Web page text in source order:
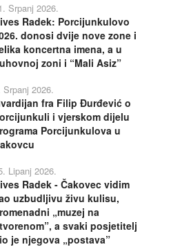
Srpanj 2026.
Radek: Porcijunkulovo
donosi dvije nove zone i
koncertna imena, a u
zoni i “Mali Asiz”
Srpanj 2026.
fra Filip Đurđević o
i vjerskom dijelu
Porcijunkulova u
Lipanj 2026.
Radek - Čakovec vidim
uzbudljivu živu kulisu,
„muzej na
a svaki posjetitelj
je njegova „postava”